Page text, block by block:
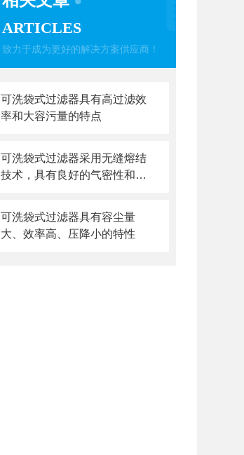
ARTICLES
致力于成为更好的解决方案供应商！
可洗袋式过滤器具有高过滤效
率和大容污量的特点
可洗袋式过滤器采用无缝熔结
技术，具有良好的气密性和结
可洗袋式过滤器具有容尘量
大、效率高、压降小的特性